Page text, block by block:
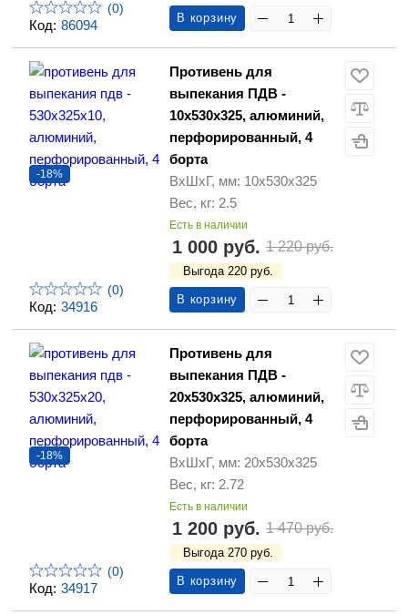
Код: 86094
(0)
В корзину
Код: 34916
-18%
(0)
Противень для
выпекания ПДВ -
10х530х325, алюминий,
перфорированный, 4
борта
ВхШхГ, мм: 10х530х325
Вес, кг: 2.5
Есть в наличии
1 000 руб. 1 220 руб.
Выгода 220 руб.
В корзину
Код: 34917
-18%
(0)
Противень для
выпекания ПДВ -
20х530х325, алюминий,
перфорированный, 4
борта
ВхШхГ, мм: 20х530х325
Вес, кг: 2.72
Есть в наличии
1 200 руб. 1 470 руб.
Выгода 270 руб.
В корзину